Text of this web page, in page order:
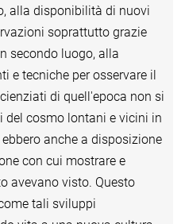
alla disponibilità di nuovi
soprattutto grazie
secondo luogo, alla
e tecniche per osservare il
di quell'epoca non si
del cosmo lontani e vicini in
anche a disposizione
con cui mostrare e
avevano visto. Questo
tali sviluppi